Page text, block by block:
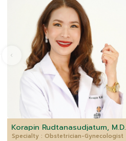
Korapin Rudtanasudjatum, M.D.
Specialty : Obstetrician-Gynecologist